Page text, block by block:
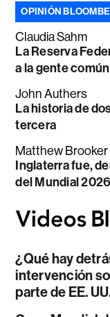
OPINIÓN
Claudia Sahm
La Reserva
a la gente común
John Authers
La historia de
tercera
Matthew Brooker
Inglaterra fue,
del Mundial 2026
¿Qué hay
intervención
parte de EE.